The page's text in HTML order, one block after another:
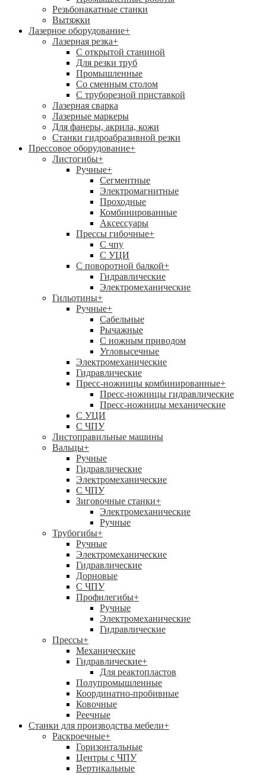
Резьбонакатные станки
Вытяжки
Лазерное оборудование+
Лазерная резка+
С открытой станиной
Для резки труб
Промышленные
Со сменным столом
С труборезной приставкой
Лазерная сварка
Лазерные маркеры
Для фанеры, акрила, кожи
Станки гидроабразивной резки
Прессовое оборудование+
Листогибы+
Ручные+
Сегментные
Электромагнитные
Проходные
Комбинированные
Аксессуары
Прессы гибочные+
C чпу
С УЦИ
С поворотной балкой+
Гидравлические
Электромеханические
Гильотины+
Ручные+
Сабельные
Рычажные
С ножным приводом
Угловысечные
Электромеханические
Гидравлические
Пресс-ножницы комбинированные+
Пресс-ножницы гидравлические
Пресс-ножницы механические
С УЦИ
С ЧПУ
Листоправильные машины
Вальцы+
Ручные
Гидравлические
Электромеханические
С ЧПУ
Зиговочные станки+
Электромеханические
Ручные
Трубогибы+
Ручные
Электромеханические
Гидравлические
Дорновые
С ЧПУ
Профилегибы+
Ручные
Электромеханические
Гидравлические
Прессы+
Механические
Гидравлические+
Для реактопластов
Полупромышленные
Координатно-пробивные
Ковочные
Реечные
Станки для производства мебели+
Раскроечные+
Горизонтальные
Центры с ЧПУ
Вертикальные